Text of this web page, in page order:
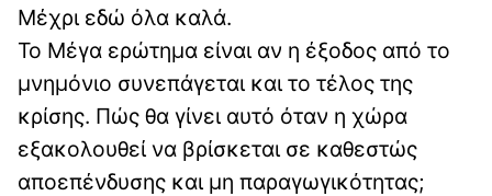
Μέχρι εδώ όλα καλά.
To Μέγα ερώτημα είναι αν η έξοδος από το
μνημόνιο συνεπάγεται και το τέλος της
κρίσης. Πώς θα γίνει αυτό όταν η χώρα
εξακολουθεί να βρίσκεται σε καθεστώς
αποεπένδυσης και μη παραγωγικότητας;